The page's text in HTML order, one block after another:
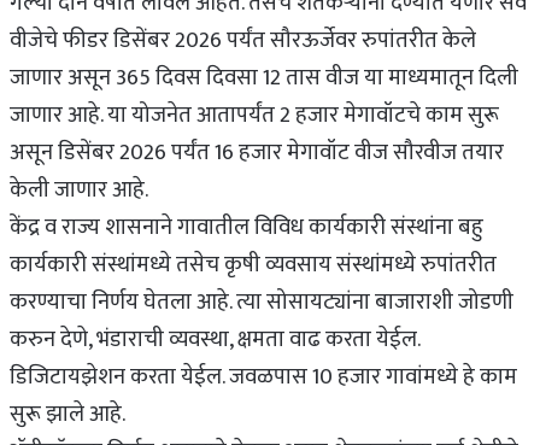
वीजेचे फीडर डिसेंबर 2026 पर्यंत सौरऊर्जेवर रुपांतरीत केले
जाणार असून 365 दिवस दिवसा 12 तास वीज या माध्यमातून दिली
जाणार आहे. या योजनेत आतापर्यंत 2 हजार मेगावॉटचे काम सुरू
असून डिसेंबर 2026 पर्यंत 16 हजार मेगावॉट वीज सौरवीज तयार
केली जाणार आहे.
केंद्र व राज्य शासनाने गावातील विविध कार्यकारी संस्थांना बहु
कार्यकारी संस्थांमध्ये तसेच कृषी व्यवसाय संस्थांमध्ये रुपांतरीत
करण्याचा निर्णय घेतला आहे. त्या सोसायट्यांना बाजाराशी जोडणी
करुन देणे, भंडाराची व्यवस्था, क्षमता वाढ करता येईल.
डिजिटायझेशन करता येईल. जवळपास 10 हजार गावांमध्ये हे काम
सुरू झाले आहे.